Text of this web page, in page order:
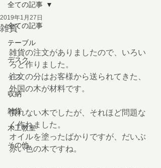
全ての記事
テーブル
デスク
イス
収納
雑貨
木工教室
その他
全ての記事
雑貨
2019年1月27日
雑貨の注文がありましたので、いろい
ろと作りました。
注文の分はお客様から送られてきた、
外国の木が材料です。
慣れない木でしたが、それほど問題な
く作れました。
オイルを塗ったばかりですが、だいぶ
赤い色の木ですね。